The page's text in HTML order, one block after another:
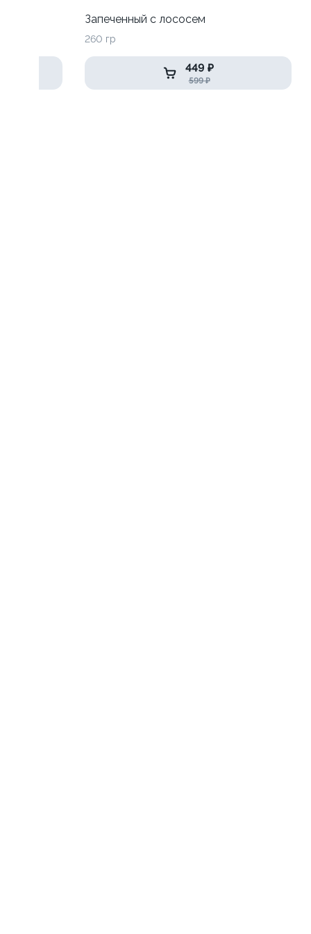
Запеченный с лососем
260 гр
449 ₽
599 ₽